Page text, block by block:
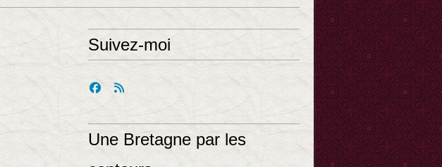
Suivez-moi
Une Bretagne par les